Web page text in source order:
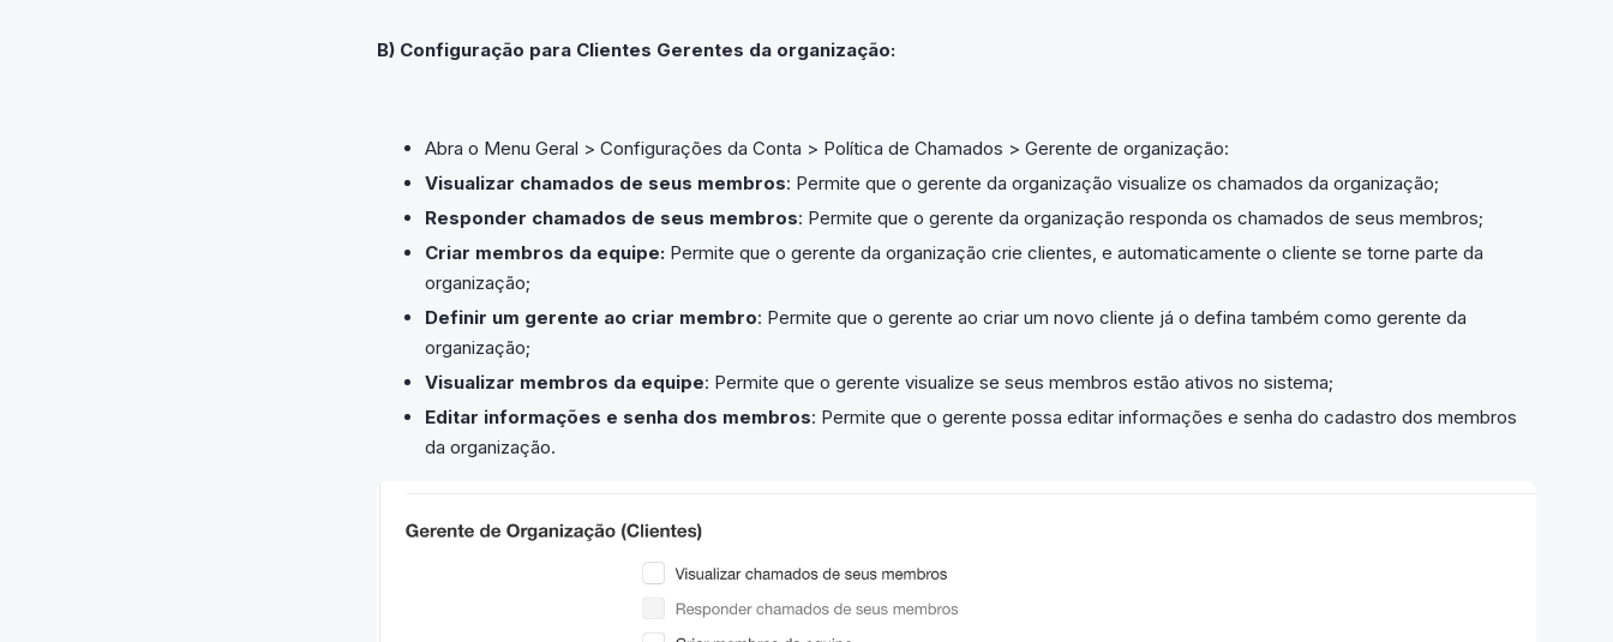
B) Configuração para Clientes Gerentes da organização:
Abra o Menu Geral > Configurações da Conta > Política de Chamados > Gerente de organização:
Visualizar chamados de seus membros: Permite que o gerente da organização visualize os chamados da organização;
Responder chamados de seus membros: Permite que o gerente da organização responda os chamados de seus membros;
Criar membros da equipe: Permite que o gerente da organização crie clientes, e automaticamente o cliente se torne parte da
organização;
Definir um gerente ao criar membro: Permite que o gerente ao criar um novo cliente já o defina também como gerente da
organização;
Visualizar membros da equipe: Permite que o gerente visualize se seus membros estão ativos no sistema;
Editar informações e senha dos membros: Permite que o gerente possa editar informações e senha do cadastro dos membros
da organização.